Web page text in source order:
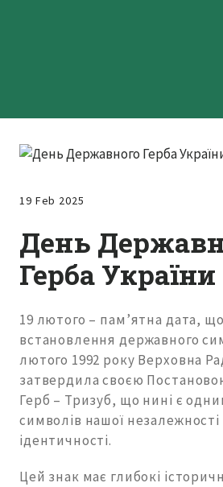
19 Feb 2025
День
Герба України
19 лютого – пам’ятна дата,
встановлення державного
лютого 1992 року Верховна
затвердила своєю
Герб – Тризуб, що нині є
символів нашої незалежності
ідентичності.
Цей знак має глибокі